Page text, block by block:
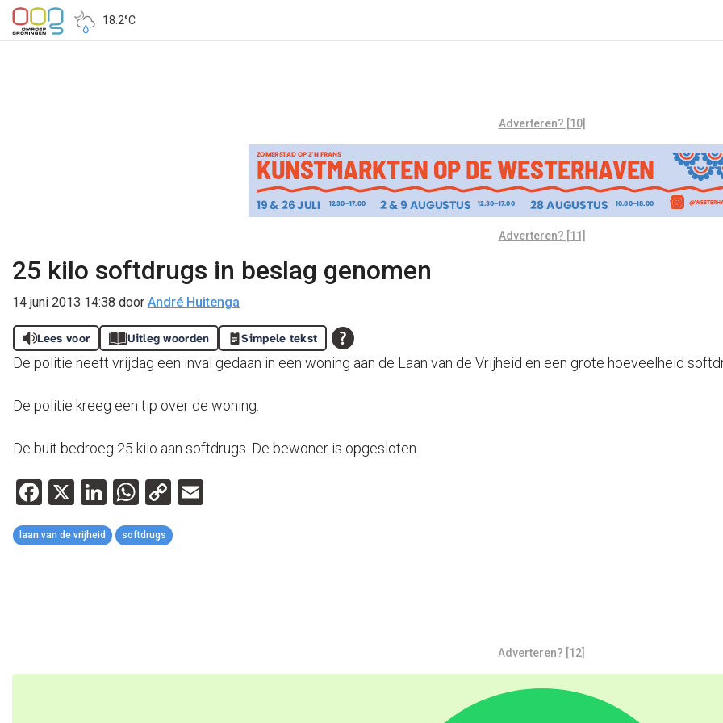
18.2°C
Adverteren? [10]
Adverteren? [11]
25 kilo softdrugs in beslag genomen
14 juni 2013 14:38 door André Huitenga
Lees voor Uitleg woorden Simpele tekst
De politie heeft vrijdag een inval gedaan in een woning aan de Laan van de Vrijheid en een grote hoeveelheid
De politie kreeg een tip over de woning.
De buit bedroeg 25 kilo aan softdrugs. De bewoner is opgesloten.
Facebook
X LinkedIn
WhatsApp
Copy
laan van de vrijheid softdrugs
Adverteren? [12]